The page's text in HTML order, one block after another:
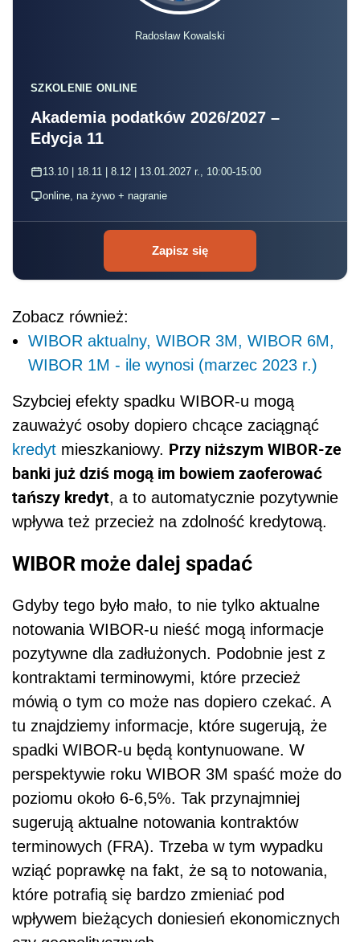
Radosław Kowalski
SZKOLENIE ONLINE
Akademia podatków 2026/2027 –
Edycja 11
13.10 | 18.11 | 8.12 | 13.01.2027 r., 10:00-15:00
online, na żywo + nagranie
Zapisz się
Zobacz również:
WIBOR aktualny, WIBOR 3M, WIBOR 6M,
WIBOR 1M - ile wynosi (marzec 2023 r.)
Szybciej efekty spadku WIBOR-u mogą
zauważyć osoby dopiero chcące zaciągnąć
kredyt mieszkaniowy. Przy niższym WIBOR-ze
banki już dziś mogą im bowiem zaoferować
tańszy kredyt, a to automatycznie pozytywnie
wpływa też przecież na zdolność kredytową.
WIBOR może dalej spadać
Gdyby tego było mało, to nie tylko aktualne
notowania WIBOR-u nieść mogą informacje
pozytywne dla zadłużonych. Podobnie jest z
kontraktami terminowymi, które przecież
mówią o tym co może nas dopiero czekać. A
tu znajdziemy informacje, które sugerują, że
spadki WIBOR-u będą kontynuowane. W
perspektywie roku WIBOR 3M spaść może do
poziomu około 6-6,5%. Tak przynajmniej
sugerują aktualne notowania kontraktów
terminowych (FRA). Trzeba w tym wypadku
wziąć poprawkę na fakt, że są to notowania,
które potrafią się bardzo zmieniać pod
wpływem bieżących doniesień ekonomicznych